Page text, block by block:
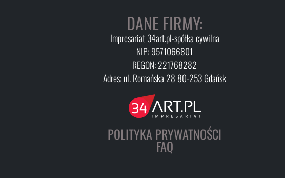
DANE FIRMY:
Impresariat 34art.pl-spółka cywilna
NIP: 9571066801
REGON: 221768282
Adres: ul. Romańska 28 80-253 Gdańsk
POLITYKA PRYWATNOŚCI
FAQ